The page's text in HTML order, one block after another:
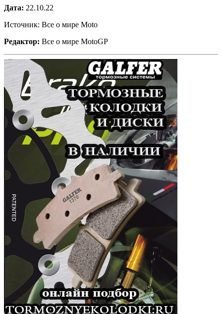
Дата: 22.10.22
Источник: Все о мире Moto
Редактор: Все о мире MotoGP